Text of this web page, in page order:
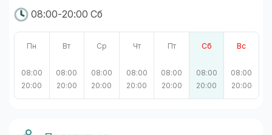
08:00-20:00 Сб
Пн
08:00
20:00
Вт
08:00
20:00
Ср
08:00
20:00
Чт
08:00
20:00
Пт
08:00
20:00
Сб
08:00
20:00
Вс
08:00
20:00